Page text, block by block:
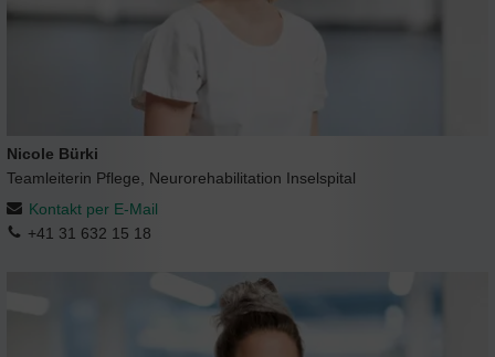
Nicole Bürki
Teamleiterin Pflege, Neurorehabilitation Inselspital
Kontakt per E-Mail
+41 31 632 15 18